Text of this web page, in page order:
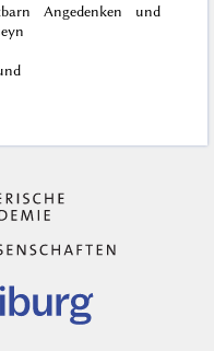
Angedenken und